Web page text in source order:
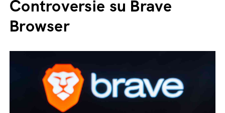
Controversie su Brave
Browser